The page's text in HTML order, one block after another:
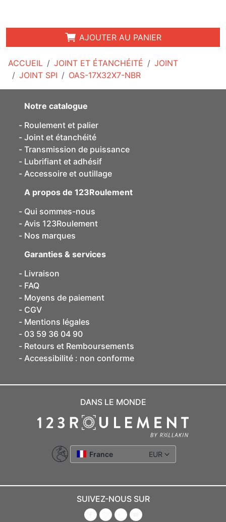
ACCUEIL JOINT ET ÉTANCHÉITÉ
JOINT
JOINT SPI
OAS-17X32X7-NBR
AJOUTER AU PANIER
Notre catalogue
Roulement et palier
Joint et étanchéité
Transmission de puissance
Lubrifiant et adhésif
Accessoire et outillage
A propos de 123Roulement
Qui sommes-nous
Avis 123Roulement
Nos marques
Garanties & services
Livraison
FAQ
Moyens de paiement
CGV
Mentions légales
03 59 36 04 90
Retours et Remboursements
Accessibilité : non conforme
DANS LE MONDE
France EUR
SUIVEZ-NOUS SUR